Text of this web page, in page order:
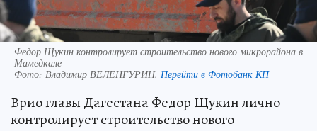
Федор Щукин контролирует строительство нового микрорайона в
Мамедкале
Фото: Владимир ВЕЛЕНГУРИН. Перейти в Фотобанк КП
Врио главы Дагестана Федор Щукин лично
контролирует строительство нового